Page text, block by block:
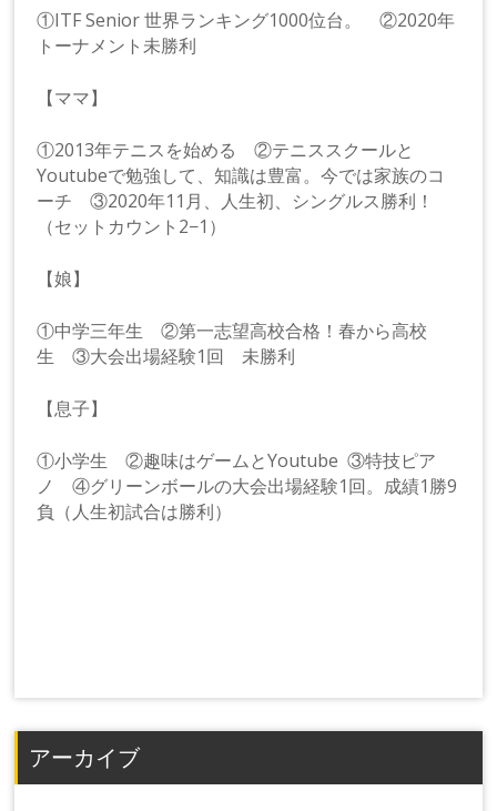
①ITF Senior 世界ランキング1000位台。 ②2020年
トーナメント未勝利
【ママ】
①2013年テニスを始める ②テニススクールと
Youtubeで勉強して、知識は豊富。今では家族のコ
ーチ ③2020年11月、人生初、シングルス勝利！
（セットカウント2−1）
【娘】
①中学三年生 ②第一志望高校合格！春から高校
生 ③大会出場経験1回 未勝利
【息子】
①小学生 ②趣味はゲームとYoutube ③特技ピア
ノ ④グリーンボールの大会出場経験1回。成績1勝9
負（人生初試合は勝利）
アーカイブ